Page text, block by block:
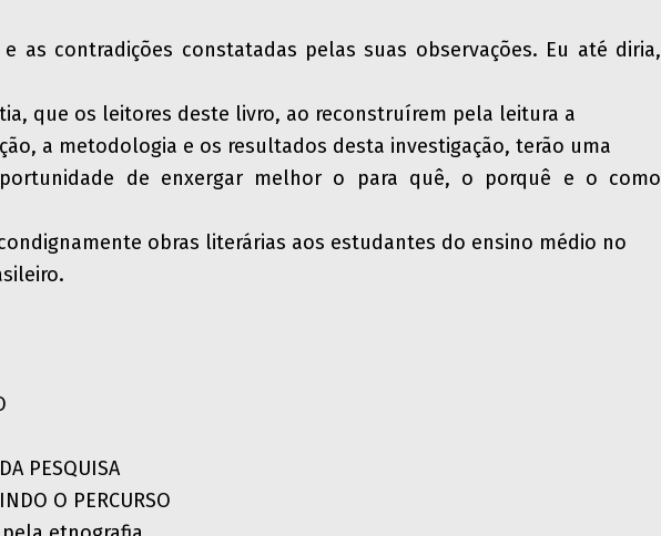
as contradições constatadas pelas suas observações. Eu até diria,
que os leitores deste livro, ao reconstruírem pela leitura a
a metodologia e os resultados desta investigação, terão uma
de enxergar melhor o para quê, o porquê e o como
obras literárias aos estudantes do ensino médio no
PESQUISA
O PERCURSO